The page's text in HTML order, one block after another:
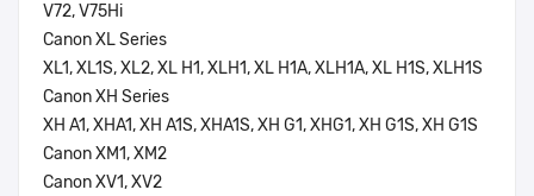
V72, V75Hi
Canon XL Series
XL1, XL1S, XL2, XL H1, XLH1, XL H1A, XLH1A, XL H1S, XLH1S
Canon XH Series
XH A1, XHA1, XH A1S, XHA1S, XH G1, XHG1, XH G1S, XH G1S
Canon XM1, XM2
Canon XV1, XV2